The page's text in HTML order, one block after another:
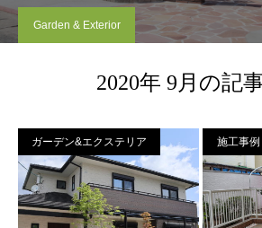
Garden & Exterior
2020年 9月の記
ガーデン&エクステリア 施工事例